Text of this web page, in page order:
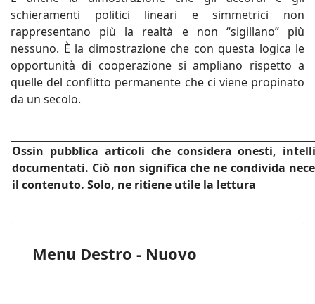
schieramenti politici lineari e simmetrici non
rappresentano più la realtà e non “sigillano” più
nessuno. È la dimostrazione che con questa logica le
opportunità di cooperazione si ampliano rispetto a
quelle del conflitto permanente che ci viene propinato
da un secolo.
Ossin pubblica articoli che considera onesti,
documentati. Ciò non significa che ne condivida
il contenuto. Solo, ne ritiene utile la lettura
Menu Destro - Nuovo